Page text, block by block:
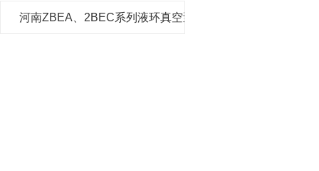
河南ZBEA、2BEC系列液环真空泵及压缩机